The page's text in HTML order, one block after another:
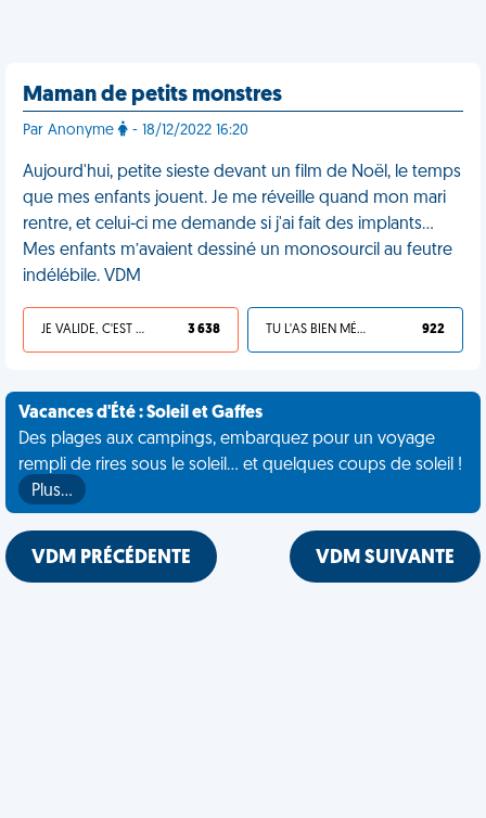
Maman de petits monstres
Par Anonyme - 18/12/2022 16:20
Aujourd'hui, petite sieste devant un film de Noël, le temps
que mes enfants jouent. Je me réveille quand mon mari
rentre, et celui-ci me demande si j'ai fait des implants…
Mes enfants m’avaient dessiné un monosourcil au feutre
indélébile. VDM
JE VALIDE, C'EST UNE VDM 3 638 TU L'AS BIEN MÉRITÉ 922
Vacances d'Été : Soleil et Gaffes
Des plages aux campings, embarquez pour un voyage
rempli de rires sous le soleil... et quelques coups de soleil !
Plus…
VDM PRÉCÉDENTE VDM SUIVANTE